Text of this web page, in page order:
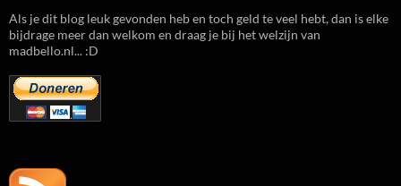
Als je dit blog leuk gevonden heb en toch geld te veel hebt, dan is elke
bijdrage meer dan welkom en draag je bij het welzijn van
madbello.nl... :D